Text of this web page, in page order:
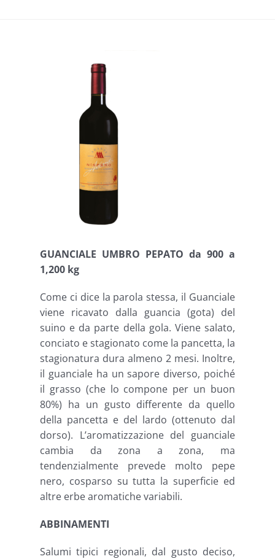
GUANCIALE UMBRO PEPATO da 900 a
1,200 kg
Come ci dice la parola stessa, il Guanciale
viene ricavato dalla guancia (gota) del
suino e da parte della gola. Viene salato,
conciato e stagionato come la pancetta, la
stagionatura dura almeno 2 mesi. Inoltre,
il guanciale ha un sapore diverso, poiché
il grasso (che lo compone per un buon
80%) ha un gusto differente da quello
della pancetta e del lardo (ottenuto dal
dorso). L’aromatizzazione del guanciale
cambia da zona a zona, ma
tendenzialmente prevede molto pepe
nero, cosparso su tutta la superficie ed
altre erbe aromatiche variabili.
ABBINAMENTI
Salumi tipici regionali, dal gusto deciso,